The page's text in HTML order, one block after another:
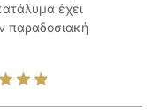
έχει
παραδοσιακή